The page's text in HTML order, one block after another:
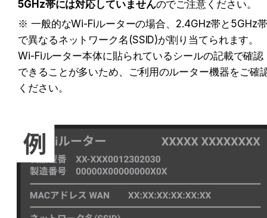
5GHz帯には対応していませんのでご注意ください。
※ 一般的なWi-Fiルーターの場合、2.4GHz帯と5GHz帯
で異なるネットワーク名(SSID)が割り当てられます。
Wi-Fiルーター本体に貼られているシールの記載で確認
できることが多いため、ご利用のルーター機器をご確
ください。